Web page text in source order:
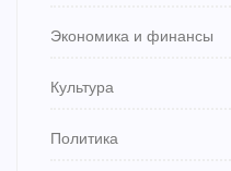
Экономика и финансы
Культура
Политика